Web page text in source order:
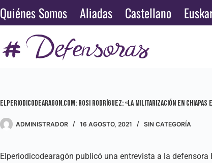
al
contenido
Quiénes Somos Aliadas Castellano
Elperiodicodearagon.com: Rosi Rodríguez: «La militarización en
ADMINISTRADOR 16 AGOSTO, 2021 SIN CATEGORÍA
Elperiodicodearagón publicó una entrevista a la